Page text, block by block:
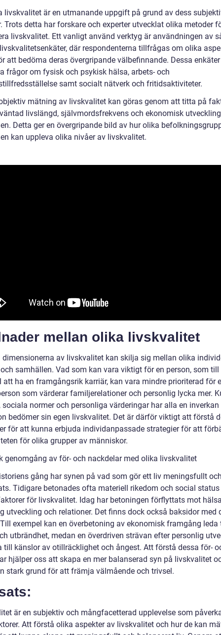
livskvalitet är en utmanande uppgift på grund av dess
Trots detta har forskare och experter utvecklat olika metoder
livskvalitet. Ett vanligt använd verktyg är användningen av
där respondenterna tillfrågas om olika
att bedöma deras övergripande välbefinnande. Dessa
frågor om fysisk och psykisk hälsa, arbets- och
samt socialt nätverk och fritidsaktiviteter.
mätning av livskvalitet kan göras genom att titta på
livslängd, självmordsfrekvens och ekonomisk
Detta ger en övergripande bild av hur olika
kan uppleva olika nivåer av livskvalitet.
mellan olika livskvalitet
dimensionerna av livskvalitet kan skilja sig mellan olika
samhällen. Vad som kan vara viktigt för en person, som till
att ha en framgångsrik karriär, kan vara mindre prioriterad för
som värderar familjerelationer och personlig lycka mer.
sociala normer och personliga värderingar har alla en inverkan
bedömer sin egen livskvalitet. Det är därför viktigt att förstå
för att kunna erbjuda individanpassade strategier för att
för olika grupper av människor.
genomgång av för- och nackdelar med olika livskvalitet
gång har synen på vad som gör ett liv meningsfullt
Tidigare betonades ofta materiell rikedom och social
för livskvalitet. Idag har betoningen förflyttats mot
utveckling och relationer. Det finns dock också baksidor med
exempel kan en överbetoning av ekonomisk framgång leda
utbrändhet, medan en överdriven strävan efter personlig
till känslor av otillräcklighet och ångest. Att förstå dessa för-
hjälper oss att skapa en mer balanserad syn på livskvalitet
stark grund för att främja välmående och trivsel.
är en subjektiv och mångfacetterad upplevelse som
Att förstå olika aspekter av livskvalitet och hur de kan